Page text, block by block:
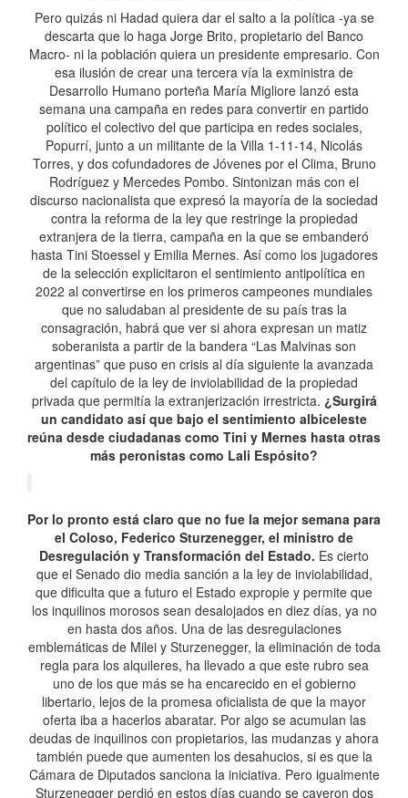
Pero quizás ni Hadad quiera dar el salto a la política -ya se
descarta que lo haga Jorge Brito, propietario del Banco
Macro- ni la población quiera un presidente empresario. Con
esa ilusión de crear una tercera vía la exministra de
Desarrollo Humano porteña María Migliore lanzó esta
semana una campaña en redes para convertir en partido
político el colectivo del que participa en redes sociales,
Popurrí, junto a un militante de la Villa 1-11-14, Nicolás
Torres, y dos cofundadores de Jóvenes por el Clima, Bruno
Rodríguez y Mercedes Pombo. Sintonizan más con el
discurso nacionalista que expresó la mayoría de la sociedad
contra la reforma de la ley que restringe la propiedad
extranjera de la tierra, campaña en la que se embanderó
hasta Tini Stoessel y Emilia Mernes. Así como los jugadores
de la selección explicitaron el sentimiento antipolítica en
2022 al convertirse en los primeros campeones mundiales
que no saludaban al presidente de su país tras la
consagración, habrá que ver si ahora expresan un matiz
soberanista a partir de la bandera “Las Malvinas son
argentinas” que puso en crisis al día siguiente la avanzada
del capítulo de la ley de inviolabilidad de la propiedad
privada que permitía la extranjerización irrestricta. ¿Surgirá
un candidato así que bajo el sentimiento albiceleste
reúna desde ciudadanas como Tini y Mernes hasta otras
más peronistas como Lali Espósito?
Por lo pronto está claro que no fue la mejor semana para
el Coloso, Federico Sturzenegger, el ministro de
Desregulación y Transformación del Estado. Es cierto
que el Senado dio media sanción a la ley de inviolabilidad,
que dificulta que a futuro el Estado expropie y permite que
los inquilinos morosos sean desalojados en diez días, ya no
en hasta dos años. Una de las desregulaciones
emblemáticas de Milei y Sturzenegger, la eliminación de toda
regla para los alquileres, ha llevado a que este rubro sea
uno de los que más se ha encarecido en el gobierno
libertario, lejos de la promesa oficialista de que la mayor
oferta iba a hacerlos abaratar. Por algo se acumulan las
deudas de inquilinos con propietarios, las mudanzas y ahora
también puede que aumenten los desahucios, si es que la
Cámara de Diputados sanciona la iniciativa. Pero igualmente
Sturzenegger perdió en estos días cuando se cayeron dos